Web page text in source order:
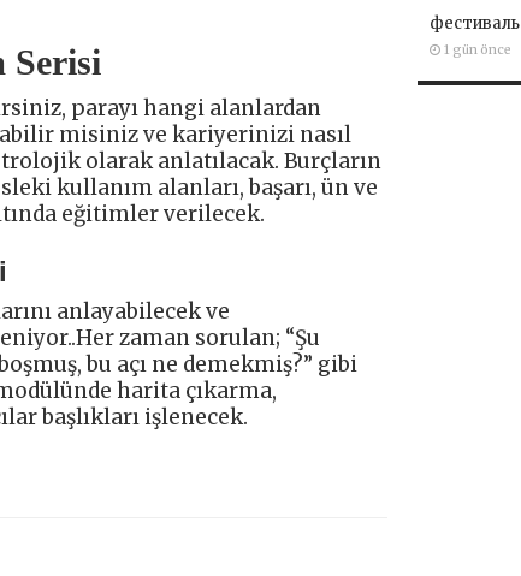
Serisi
parayı hangi alanlardan
misiniz ve kariyerinizi nasıl
olarak anlatılacak. Burçların
kullanım alanları, başarı, ün ve
eğitimler verilecek.
anlayabilecek ve
zaman sorulan; “Şu
bu açı ne demekmiş?” gibi
harita çıkarma,
başlıkları işlenecek.
фестиваль
1 gün önce